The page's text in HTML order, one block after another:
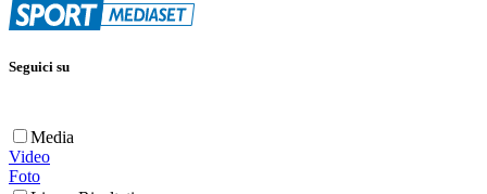
Seguici su
Media
Video
Foto